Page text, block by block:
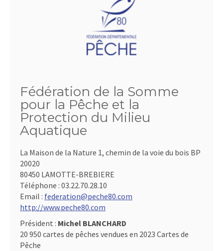
Fédération de la Somme
pour la Pêche et la
Protection du Milieu
Aquatique
La Maison de la Nature 1, chemin de la voie du bois BP
20020
80450 LAMOTTE-BREBIERE
Téléphone : 03.22.70.28.10
Email : federation@peche80.com
http://www.peche80.com
Président : Michel BLANCHARD
20 950 cartes de pêches vendues en 2023 Cartes de
Pêche